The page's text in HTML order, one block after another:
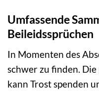
Umfassende
Beileidssprüchen
In Momenten des
schwer zu finden.
kann Trost spenden